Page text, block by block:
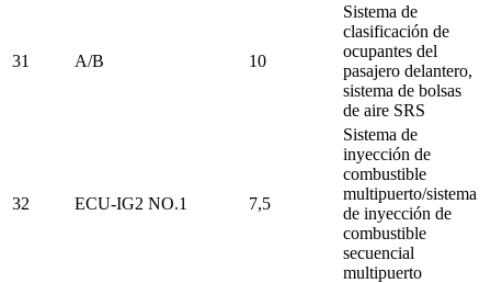
31 A/B 10
Sistema de
clasificación de
ocupantes del
pasajero delantero,
sistema de bolsas
de aire SRS
32 ECU-IG2 NO.1 7,5
Sistema de
inyección de
combustible
multipuerto/sistema
de inyección de
combustible
secuencial
multipuerto